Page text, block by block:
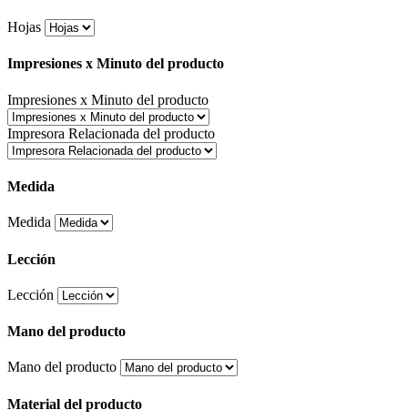
Hojas
Impresiones x Minuto del producto
Impresiones x Minuto del producto
Impresora Relacionada del producto
Medida
Medida
Lección
Lección
Mano del producto
Mano del producto
Material del producto